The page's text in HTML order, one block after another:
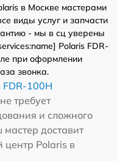
в Москве мастерами
виды услуг и запчасти
- мы в сц уверены
Polaris FDR-
при оформлении
звонка.
100H
требует
и сложного
доставит
центр Polaris в